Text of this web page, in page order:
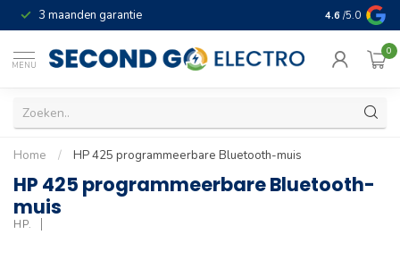
3 maanden garantie Geld terug
4.6 /5.0
MENU
0
Home / HP 425 programmeerbare Bluetooth-muis
HP 425 programmeerbare Bluetooth-
muis
HP.